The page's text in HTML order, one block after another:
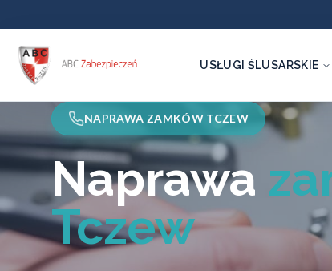
USŁUGI ŚLUSARSKIE
NAPRAWA ZAMKÓW TCZEW
Naprawa
Tczew